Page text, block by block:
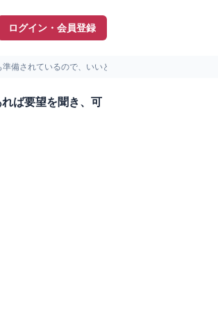
ログイン・会員登録
備されているので、いいと思います。飲み物などの...
ば要望を聞き、可